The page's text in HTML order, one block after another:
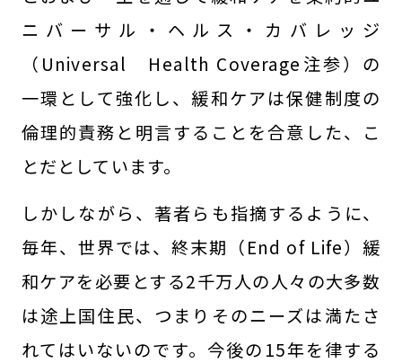
ニバーサル・ヘルス・カバレッジ
（Universal Health Coverage注参）の
一環として強化し、緩和ケアは保健制度の
倫理的責務と明言することを合意した、こ
とだとしています。
しかしながら、著者らも指摘するように、
毎年、世界では、終末期（End of Life）緩
和ケアを必要とする2千万人の人々の大多数
は途上国住民、つまりそのニーズは満たさ
れてはいないのです。今後の15年を律する